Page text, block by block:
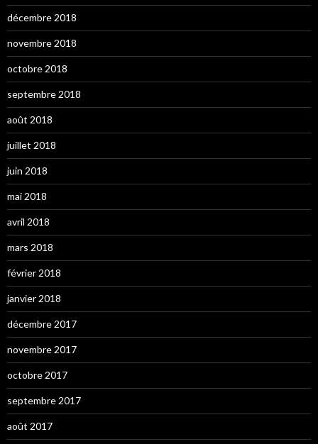
décembre 2018
novembre 2018
octobre 2018
septembre 2018
août 2018
juillet 2018
juin 2018
mai 2018
avril 2018
mars 2018
février 2018
janvier 2018
décembre 2017
novembre 2017
octobre 2017
septembre 2017
août 2017